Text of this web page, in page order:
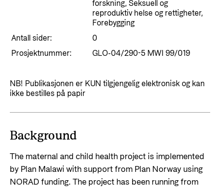
Styresett og økonomisk utvikling
Statsgarantiordningen for investeringer i
fornybar energi
Nyttige lenker
Partnerfordeling
Evalueringer (Norec)
Historie
Kontakt oss
Norads Varslingstjeneste
Presse og media
Postjournal
Personvern
forskning, Seksuell og
reproduktiv helse og rettigheter,
Forebygging
Antall sider:
0
Prosjektnummer:
GLO-04/290-5 MWI 99/019
NB! Publikasjonen er KUN tilgjengelig elektronisk og kan
ikke bestilles på papir
Background
The maternal and child health project is implemented
by Plan Malawi with support from Plan Norway using
NORAD funding. The project has been running from